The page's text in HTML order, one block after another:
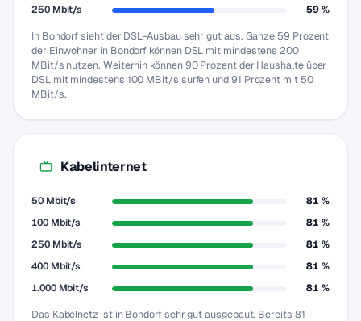
250 Mbit/s 59 %
In Bondorf sieht der DSL-Ausbau sehr gut aus. Ganze 59 Prozent
der Einwohner in Bondorf können DSL mit mindestens 200
MBit/s nutzen. Weiterhin können 90 Prozent der Haushalte über
DSL mit mindestens 100 MBit/s surfen und 91 Prozent mit 50
MBit/s.
Kabelinternet
50 Mbit/s
81 %
100 Mbit/s
81 %
250 Mbit/s
81 %
400 Mbit/s
81 %
1.000 Mbit/s
81 %
Das Kabelnetz ist in Bondorf sehr gut ausgebaut. Bereits 81